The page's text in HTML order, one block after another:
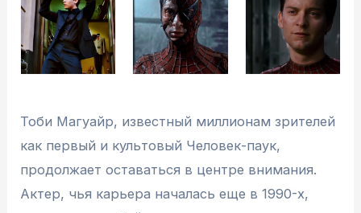
Тоби Магуайр, известный миллионам зрителей
как первый и культовый Человек-паук,
продолжает оставаться в центре внимания.
Актер, чья карьера началась еще в 1990-х,